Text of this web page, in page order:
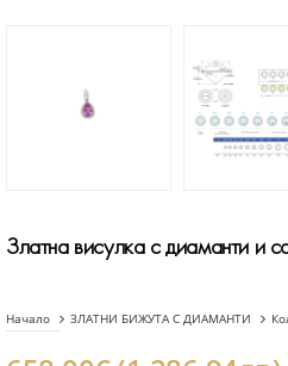
Златна висулка с диаманти
Начало ЗЛАТНИ БИЖУТА С ДИАМАНТИ